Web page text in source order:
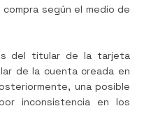
según el medio de
del titular de la tarjeta
de la cuenta creada en
una posible
inconsistencia en los